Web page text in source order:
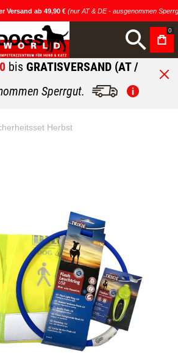
Versand ab 49,90 €(nur AT & DE - ausgenommen
0
bis GRATISVERSAND (AT /
Sperrgut.
Herbst